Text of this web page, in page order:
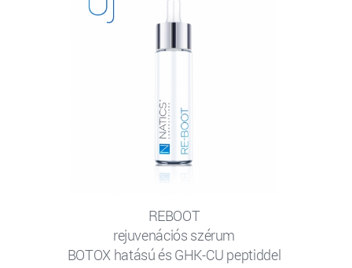
REBOOT
rejuvenációs szérum
BOTOX hatású és GHK-CU peptiddel